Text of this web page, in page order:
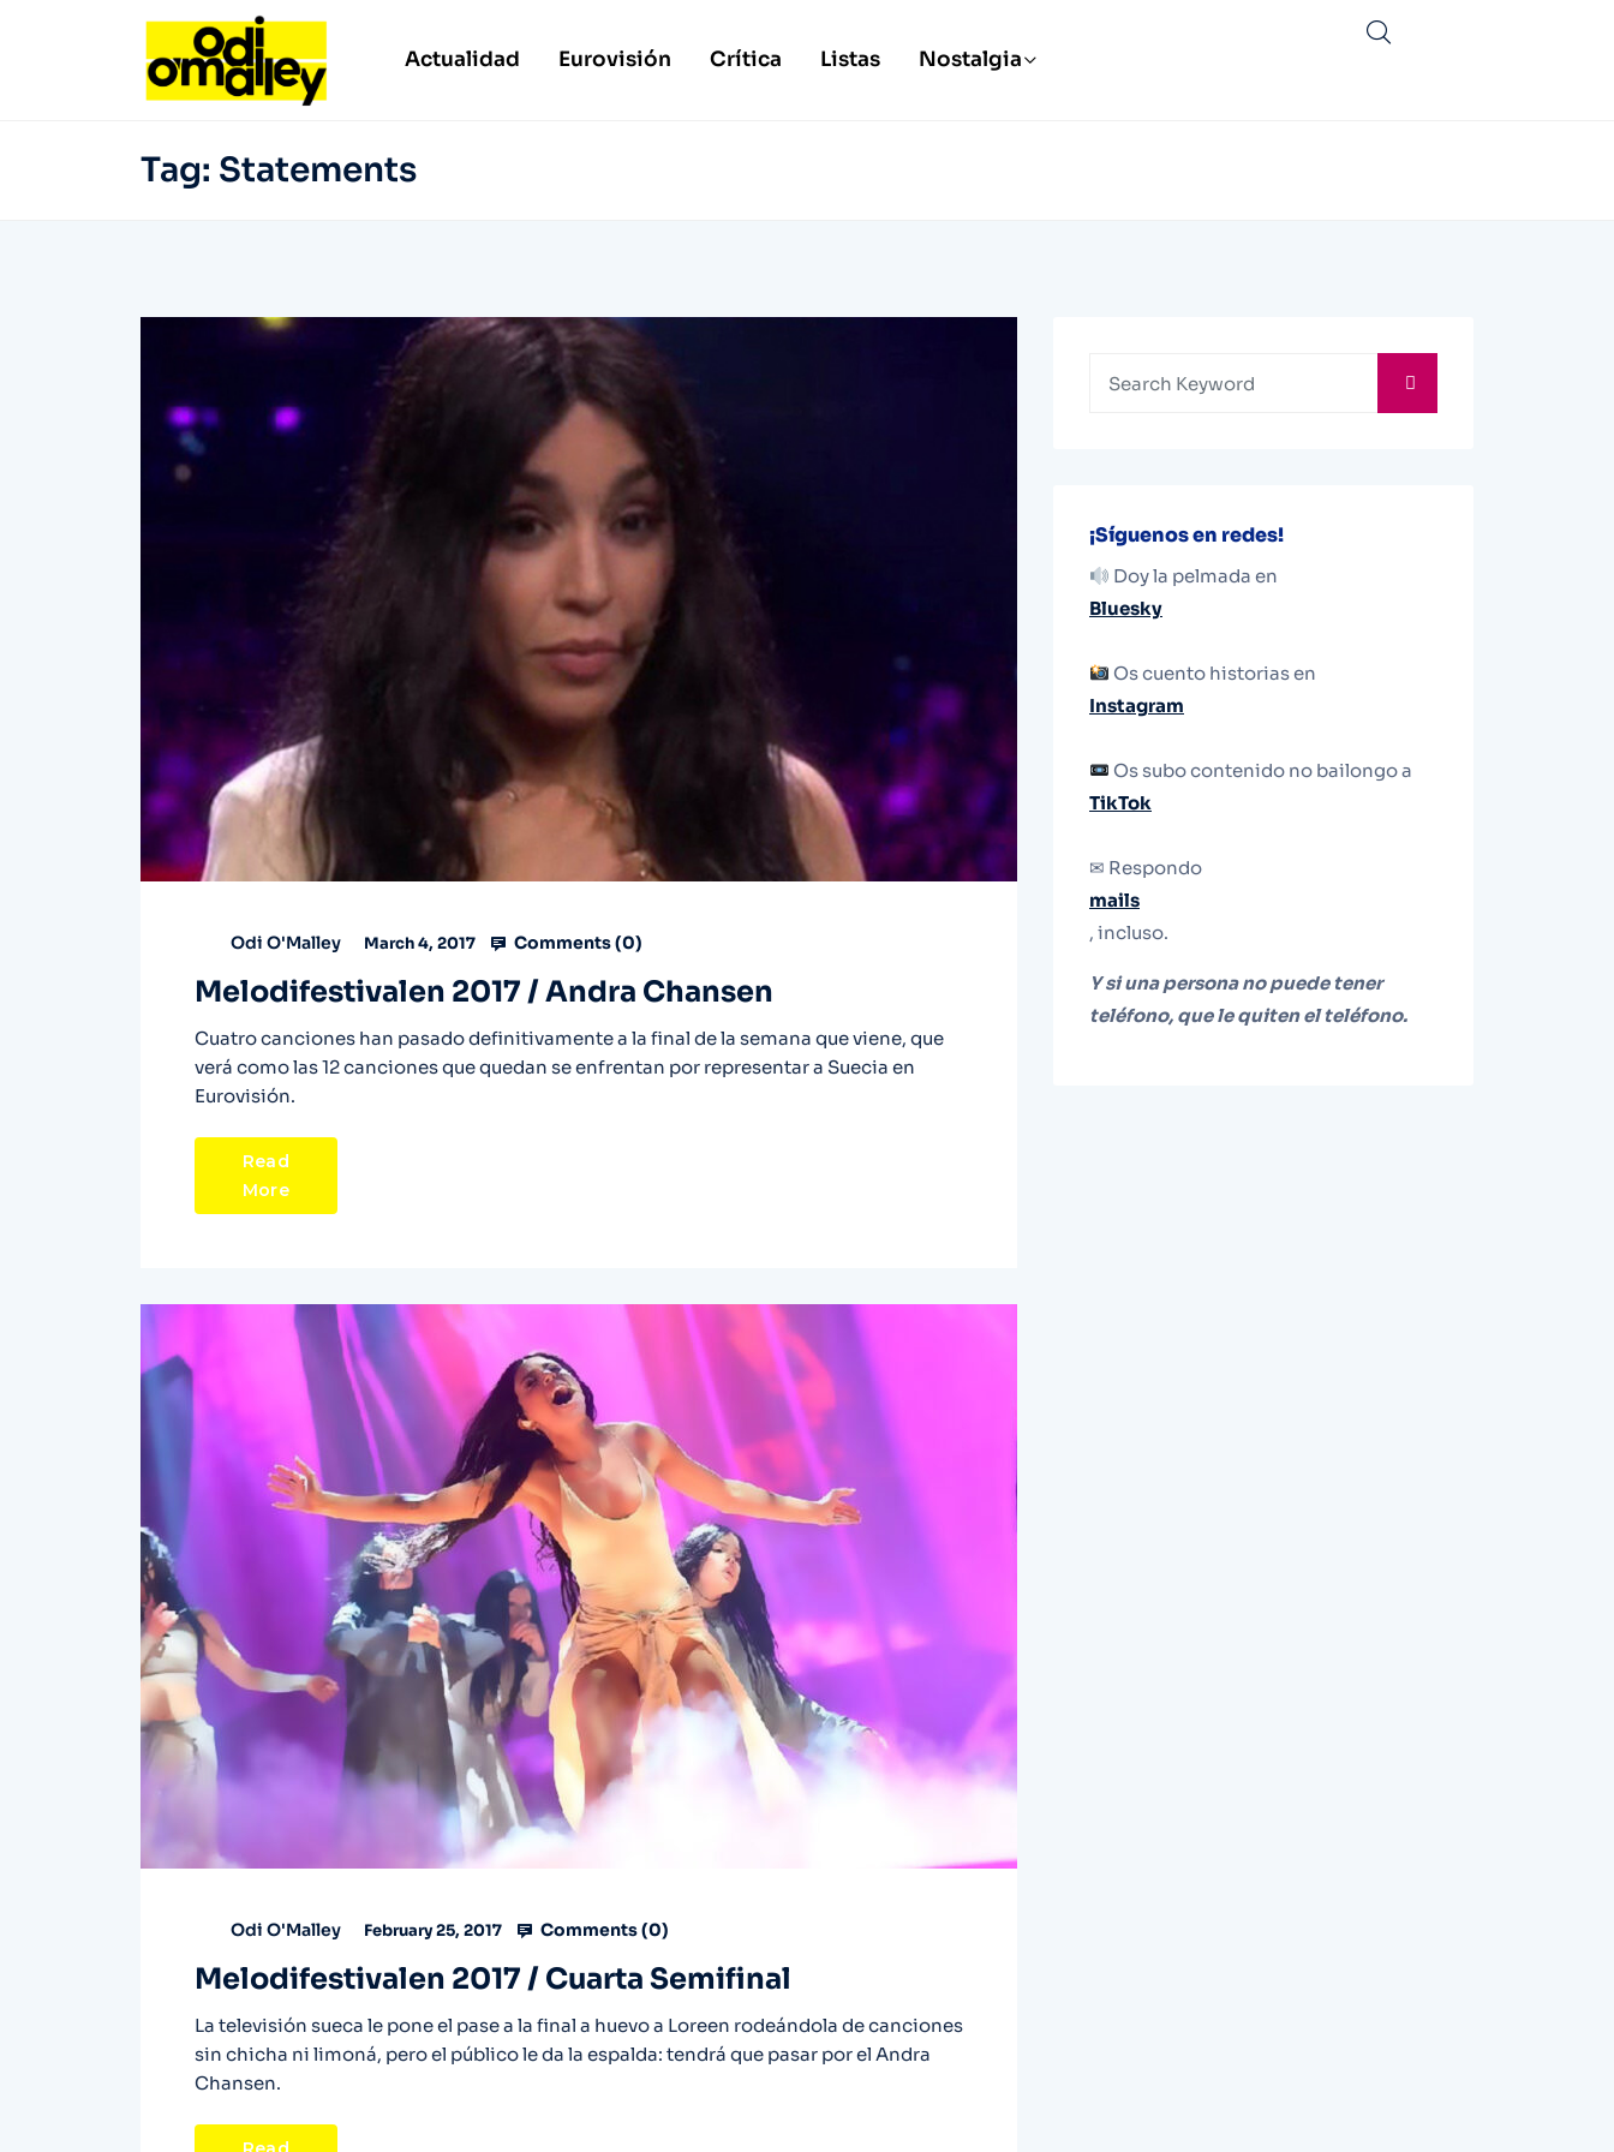
Actualidad Eurovisión Crítica Listas Nostalgia
Tag: Statements
Odi O'Malley March 4, 2017 Comments (0)
Melodifestivalen 2017 / Andra Chansen
Cuatro canciones han pasado definitivamente a la final de la semana que viene, que
verá como las 12 canciones que quedan se enfrentan por representar a Suecia en
Eurovisión.
Read
More
Odi O'Malley February 25, 2017 Comments (0)
Melodifestivalen 2017 / Cuarta Semifinal
La televisión sueca le pone el pase a la final a huevo a Loreen rodeándola de canciones
sin chicha ni limoná, pero el público le da la espalda: tendrá que pasar por el Andra
Chansen.
¡Síguenos en redes!
Doy la pelmada en
Bluesky
Os cuento historias en
Instagram
Os subo contenido no bailongo a
TikTok
✉ Respondo
mails
, incluso.
Y si una persona no puede tener
teléfono, que le quiten el teléfono.